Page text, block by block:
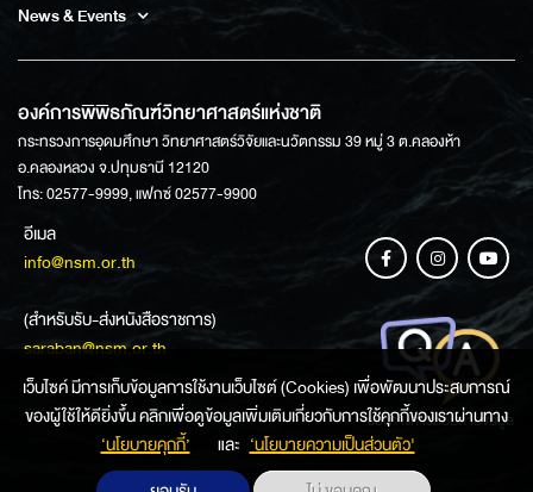
News & Events
องค์การพิพิธภัณฑ์วิทยาศาสตร์แห่งชาติ
กระทรวงการอุดมศึกษา วิทยาศาสตร์วิจัยและนวัตกรรม 39 หมู่ 3 ต.คลองห้า
อ.คลองหลวง จ.ปทุมธานี 12120
โทร: 02577-9999, แฟกซ์ 02577-9900
อีเมล
info@nsm.or.th
(สำหรับรับ-ส่งหนังสือราชการ)
saraban@nsm.or.th
ช่องทางการสอบถามข้อมูล
เว็บไซค์ มีการเก็บข้อมูลการใช้งานเว็บไซต์ (Cookies) เพื่อพัฒนาประสบการณ์
ของผู้ใช้ให้ดียิ่งขึ้น คลิกเพื่อดูข้อมูลเพิ่มเติมเกี่ยวกับการใช้คุกกี้ของเราผ่านทาง
‘นโยบายคุกกี้’
และ ‘นโยบายความเป็นส่วนตัว'